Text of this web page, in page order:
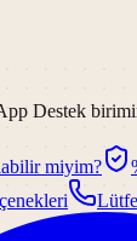
Destek
miyim?